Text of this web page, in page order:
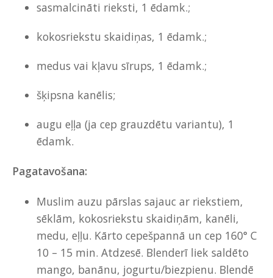
sasmalcināti rieksti, 1 ēdamk.;
kokosriekstu skaidiņas, 1 ēdamk.;
medus vai kļavu sīrups, 1 ēdamk.;
šķipsna kanēlis;
augu eļļa (ja cep grauzdētu variantu), 1
ēdamk.
Pagatavošana:
Muslim auzu pārslas sajauc ar riekstiem,
sēklām, kokosriekstu skaidiņām, kanēli,
medu, eļļu. Kārto cepešpannā un cep 160° C
10 – 15 min. Atdzesē. Blenderī liek saldēto
mango, banānu, jogurtu/biezpienu. Blendē